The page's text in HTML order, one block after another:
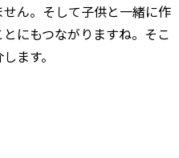
ん。そして子供と一緒に作
にもつながりますね。そこ
ます。